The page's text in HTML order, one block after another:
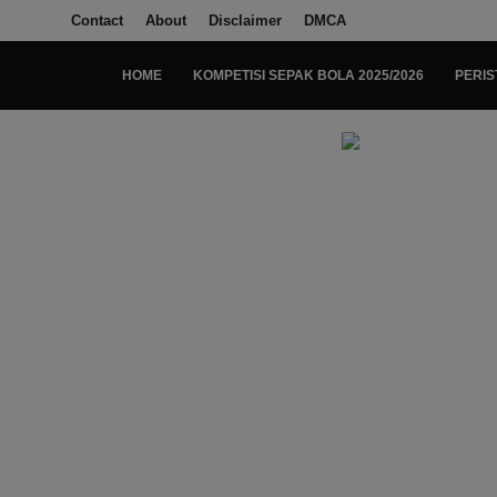
Contact About Disclaimer DMCA
HOME KOMPETISI SEPAK BOLA 2025/2026